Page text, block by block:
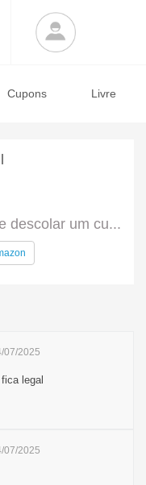
Cupons Livre
descolar um cu...
07/2025
legal
07/2025